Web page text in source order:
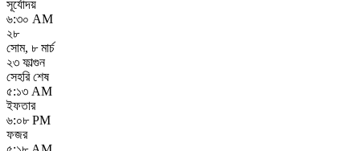
সূর্যোদয়
৬:৩০ AM
২৮
সোম, ৮ মার্চ
২৩ ফাল্গুন
সেহরি শেষ
৫:১৩ AM
ইফতার
৬:০৮ PM
ফজর